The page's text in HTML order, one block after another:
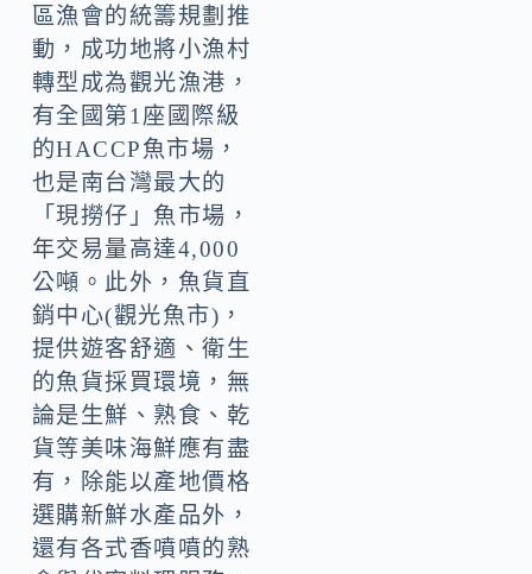
區漁會的統籌規劃推
動，成功地將小漁村
轉型成為觀光漁港，
有全國第1座國際級
的HACCP魚市場，
也是南台灣最大的
「現撈仔」魚市場，
年交易量高達4,000
公噸。此外，魚貨直
銷中心(觀光魚市)，
提供遊客舒適、衛生
的魚貨採買環境，無
論是生鮮、熟食、乾
貨等美味海鮮應有盡
有，除能以產地價格
選購新鮮水產品外，
還有各式香噴噴的熟